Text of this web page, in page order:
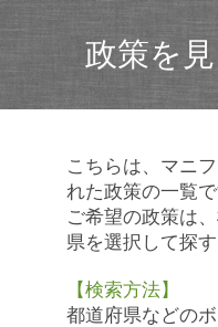
政策を
こちらは、マニ
れた政策の一覧で
ご希望の政策は
県を選択して探
【検索方法】
都道府県などの